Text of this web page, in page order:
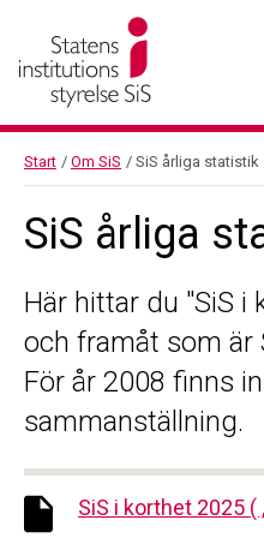
Start / Om SiS / SiS årliga statistik
SiS årliga
Här hittar du "SiS i
och framåt som är
För år 2008 finns
sammanställning.
SiS i korthet 2025